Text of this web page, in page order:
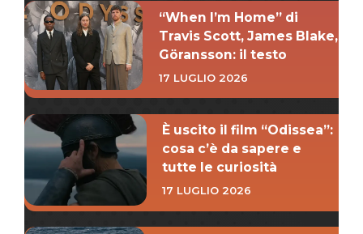
“When I’m Home” di
Travis Scott, James Blake,
Göransson: il testo
17 LUGLIO 2026
È uscito il film “Odissea”:
cosa c’è da sapere e
tutte le curiosità
17 LUGLIO 2026